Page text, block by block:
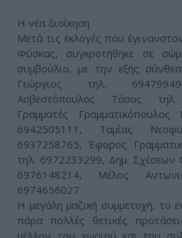
H νέα διοίκηση
Μετά τις εκλογές που
Φύσκας, συγκροτήθηκε σε
συμβούλιο, με την εξής
Γεώργιος τηλ.
Ασβεστόπουλος Τάσος
Γραμματές
6942505111, Ταμίας
6937258765, Έφορος
τηλ. 6972233299, Δημ. Σχέσεων
6976148214, Μέλος
6974656027
Η μεγάλη μαζική συμμετοχή, το
πάρα πολλές θετικές
μέλλον του χωριού και του